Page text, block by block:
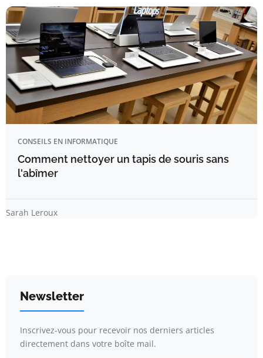
CONSEILS EN INFORMATIQUE
Comment nettoyer un tapis de souris sans
l'abîmer
Sarah Leroux
Newsletter
Inscrivez-vous pour recevoir nos derniers articles
directement dans votre boîte mail.